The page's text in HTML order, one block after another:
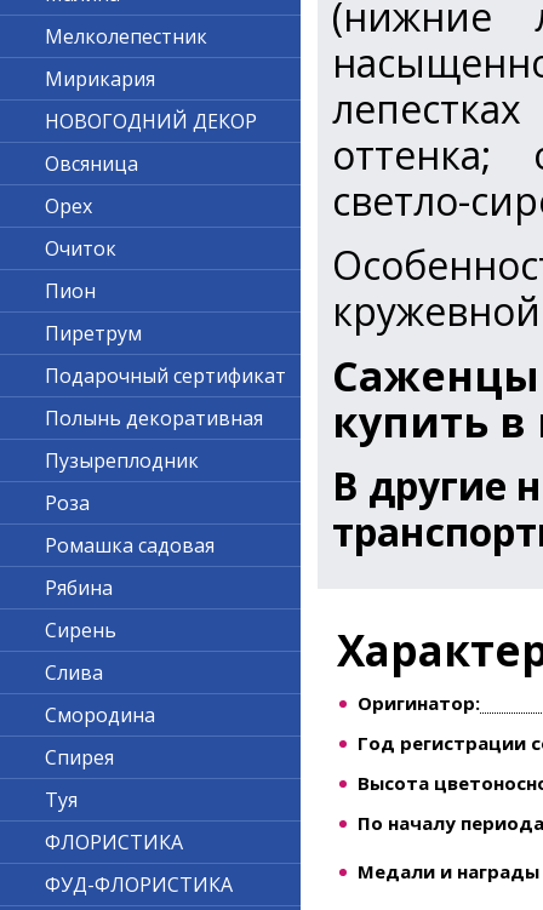
(нижние
оттенка;
светло-
кружевной
купить
В другие
Оригинатор:
Год регистрации
Высота
По началу
Медали и награды
Мелколепестник
Мирикария
НОВОГОДНИЙ ДЕКОР
Овсяница
Орех
Очиток
Пион
Пиретрум
Подарочный сертификат
Полынь декоративная
Пузыреплодник
Роза
Ромашка садовая
Рябина
Сирень
Слива
Смородина
Спирея
Туя
ФЛОРИСТИКА
ФУД-ФЛОРИСТИКА